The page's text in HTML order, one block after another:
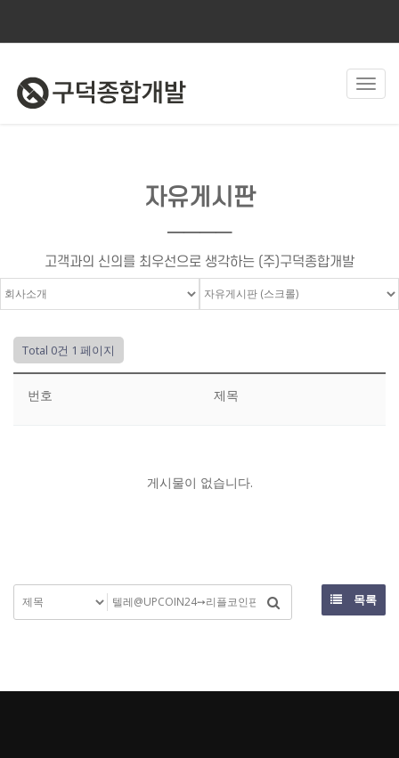
자유게시판
────
고객과의 신의를 최우선으로 생각하는 (주)구덕종합개발
Total 0건 1 페이지
번호 제목
게시물이 없습니다.
목록